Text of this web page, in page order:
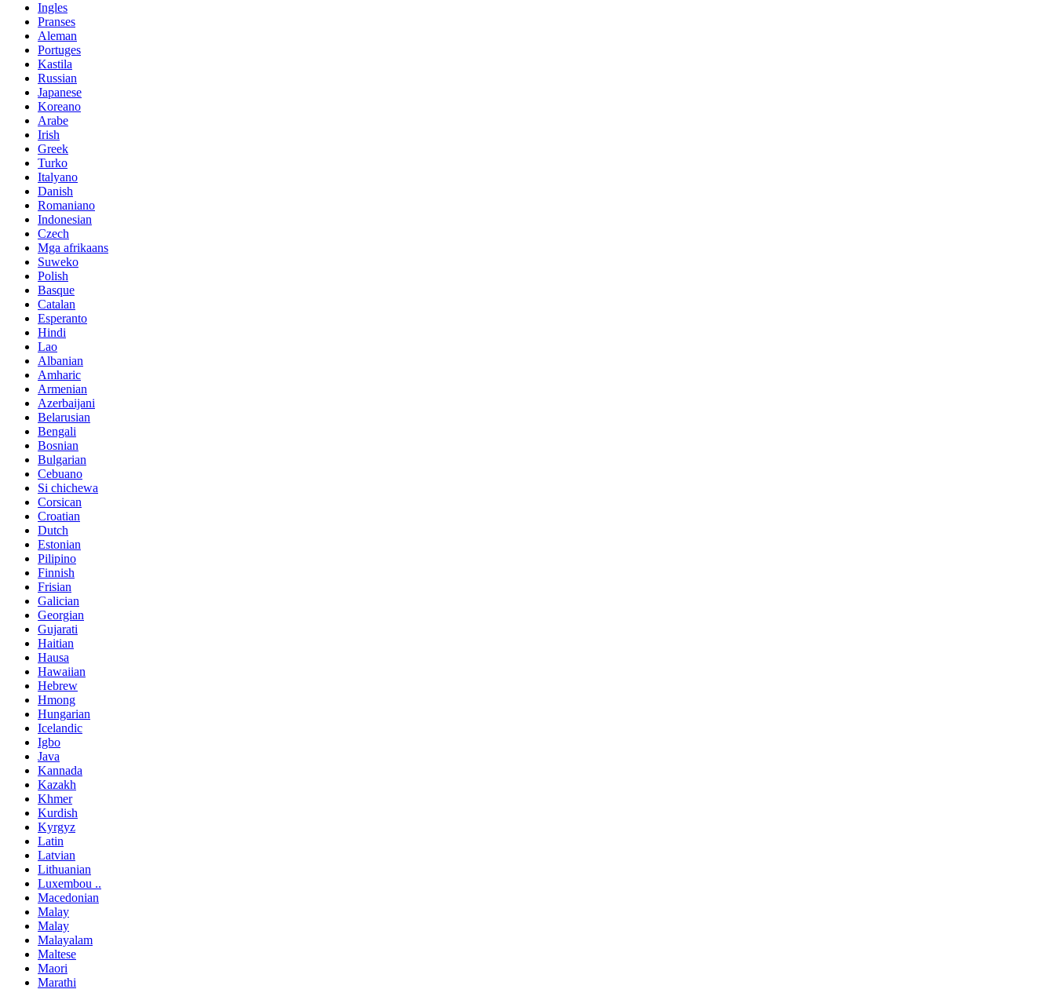
Ingles
Pranses
Aleman
Portuges
Kastila
Russian
Japanese
Koreano
Arabe
Irish
Greek
Turko
Italyano
Danish
Romaniano
Indonesian
Czech
Mga afrikaans
Suweko
Polish
Basque
Catalan
Esperanto
Hindi
Lao
Albanian
Amharic
Armenian
Azerbaijani
Belarusian
Bengali
Bosnian
Bulgarian
Cebuano
Si chichewa
Corsican
Croatian
Dutch
Estonian
Pilipino
Finnish
Frisian
Galician
Georgian
Gujarati
Haitian
Hausa
Hawaiian
Hebrew
Hmong
Hungarian
Icelandic
Igbo
Java
Kannada
Kazakh
Khmer
Kurdish
Kyrgyz
Latin
Latvian
Lithuanian
Luxembou ..
Macedonian
Malay
Malay
Malayalam
Maltese
Maori
Marathi